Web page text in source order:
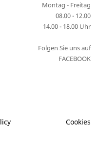
Montag - Freitag
08.00 - 12.00
14.00 - 18.00 Uhr
Folgen Sie uns auf
FACEBOOK
Cookies